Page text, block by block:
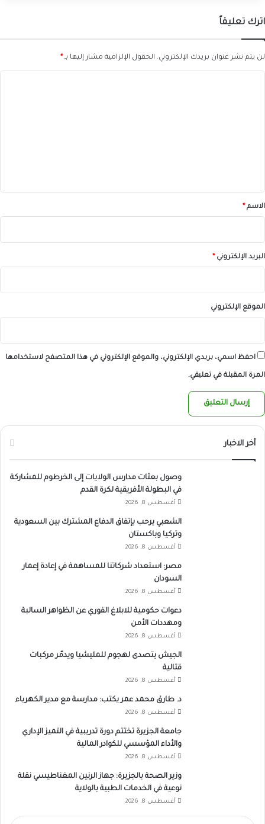
اترك تعليقاً
لن يتم نشر عنوان بريدك الإلكتروني. الحقول الإلزامية مشار إليها بـ*
*الاسم*
البريد الإلكتروني*
الموقع الإلكتروني
احفظ اسمي، بريدي الإلكتروني، والموقع الإلكتروني في هذا المتصفح لاستخدامها
المرة المقبلة في تعليقي.
أخر الاخبار
وصول بعثات مدارس الولايات إلى الخرطوم للمشاركة
في البطولة الأفريقية لكرة القدم
أغسطس 8, 2026
الشعبي يرحب بإتفاق الدفاع المشترك بين السعودية
وتركيا وباكستان
أغسطس 8, 2026
مصر: استعداد شركاتنا للمساهمة في إعادة إعمار
السودان
أغسطس 8, 2026
دعوات حكومية للابلاغ الفوري عن الظواهر السالبة
ومهددات الأمن
أغسطس 8, 2026
الجيش يتصدى لهجوم للمليشيا ويدمّر مركبات
قتالية
أغسطس 8, 2026
د. طارق محمد عمر يكتب: مدارسة مع مدير الكهرباء
أغسطس 8, 2026
جامعة الجزيرة تختتم دورة تدريبية في التميز الإداري
والأداء المؤسسي للكوادر المالية
أغسطس 8, 2026
وزير الصحة بالجزيرة: جهاز الرنين المغناطيسي نقلة
نوعية في الخدمات الطبية بالولاية
أغسطس 8, 2026